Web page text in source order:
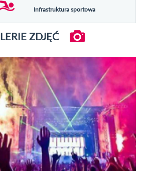
Infrastruktura sportowa
ZDJĘĆ